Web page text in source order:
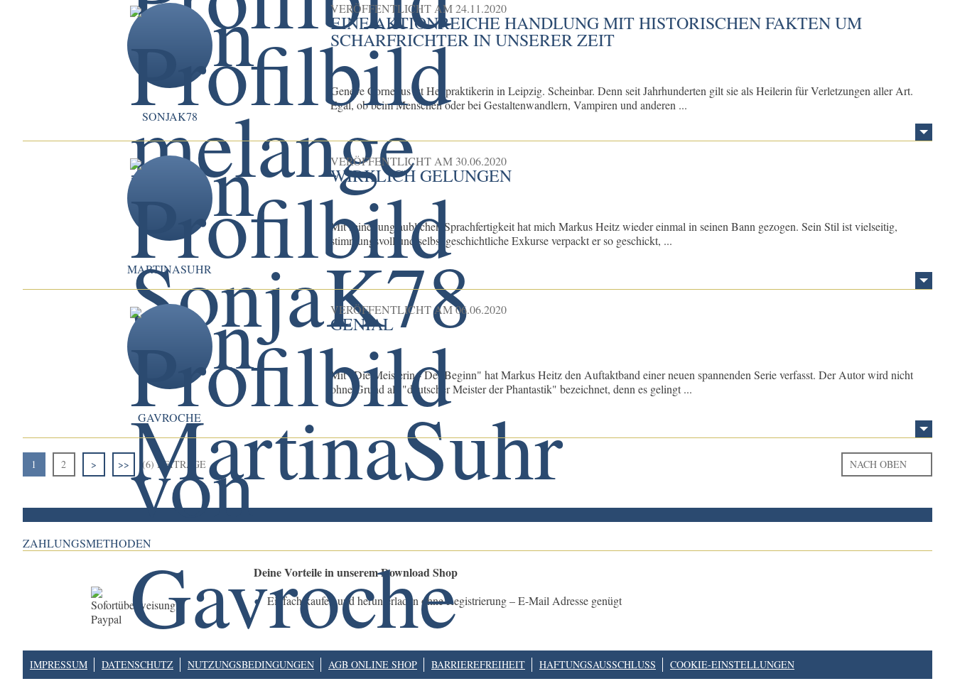
SONJAK78
VERÖFFENTLICHT AM24.11.2020
EINE AKTIONREICHE HANDLUNG MIT HISTORISCHEN FAKTEN UM
SCHARFRICHTER IN UNSERER ZEIT
Geneve Cornelius ist Heilpraktikerin in Leipzig. Scheinbar. Denn seit Jahrhunderten gilt sie als Heilerin für Verletzungen aller Art.
Egal, ob beim Menschen oder bei Gestaltenwandlern, Vampiren und anderen ...
MARTINASUHR
VERÖFFENTLICHT AM 30.06.2020
WIRKLICH GELUNGEN
Mit seiner unglaublichen Sprachfertigkeit hat mich Markus Heitz wieder einmal in seinen Bann gezogen. Sein Stil ist vielseitig,
stimmungsvoll und selbst geschichtliche Exkurse verpackt er so geschickt, ...
GAVROCHE
VERÖFFENTLICHT AM06.06.2020
GENIAL
Mit "Die Meisterin - Der Beginn" hat Markus Heitz den Auftaktband einer neuen spannenden Serie verfasst. Der Autor wird nicht
ohne Grund als "deutscher Meister der Phantastik" bezeichnet, denn es gelingt ...
1 2 > >> (6) BEITRÄGE NACH OBEN
ZAHLUNGSMETHODEN
Deine Vorteile in unserem Download Shop
Einfach kaufen und herunterladen ohne Registrierung – E-Mail Adresse genügt
IMPRESSUM DATENSCHUTZ NUTZUNGSBEDINGUNGEN AGB ONLINE SHOP BARRIEREFREIHEIT HAFTUNGSAUSSCHLUSS COOKIE-EINSTELLUNGEN